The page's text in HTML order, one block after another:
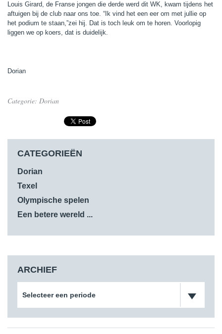
Louis Girard, de Franse jongen die derde werd dit WK, kwam tijdens het
aftuigen bij de club naar ons toe. “Ik vind het een eer om met jullie op
het podium te staan,”zei hij. Dat is toch leuk om te horen. Voorlopig
liggen we op koers, dat is duidelijk.
Dorian
Categorie: Dorian
CATEGORIEËN
Dorian
Texel
Olympische spelen
Een betere wereld ...
ARCHIEF
Selecteer een periode